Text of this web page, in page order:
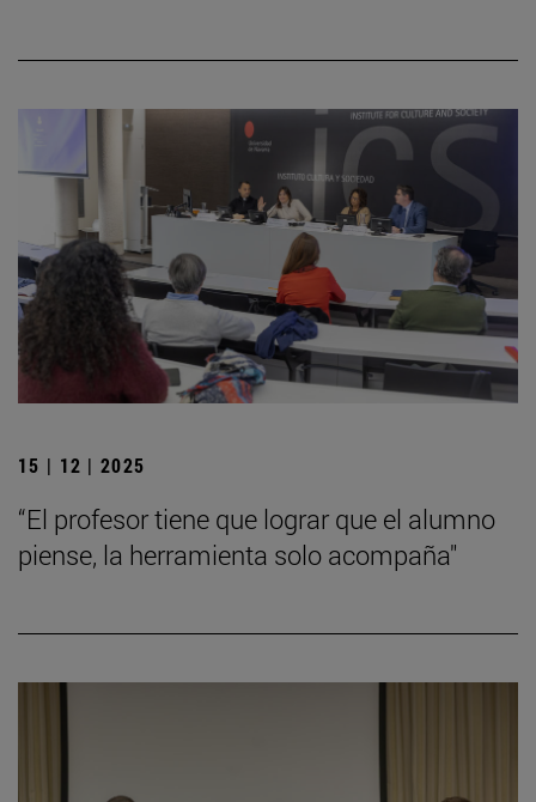
15 | 12 | 2025
“El profesor tiene que lograr que el alumno
piense, la herramienta solo acompaña"